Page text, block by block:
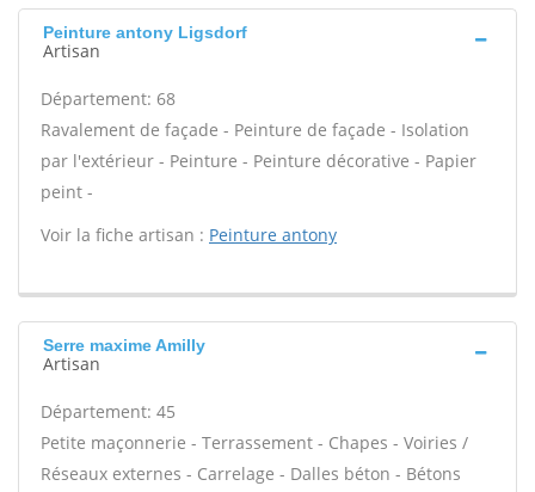
Peinture antony Ligsdorf
Artisan
Département: 68
Ravalement de façade - Peinture de façade - Isolation
par l'extérieur - Peinture - Peinture décorative - Papier
peint -
Voir la fiche artisan : Peinture antony
Serre maxime Amilly
Artisan
Département: 45
Petite maçonnerie - Terrassement - Chapes - Voiries /
Réseaux externes - Carrelage - Dalles béton - Bétons